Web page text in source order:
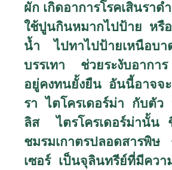
ผัก เกิดอาการโรคเสินราด
ใช้ปูนกินหมากไปป้าย หรื
น้ำ ไปทาไปป้ายเหนือบ
บรรเทา ช่วยระงับอากา
อยู่คงทนยั้งยืน อันนี้อาจจะ
รา ไตโครเดอร์ม่า กับตั
ลิส ไตรโครเดอร์ม่านั้น
ชมรมเกาตรปลอดสารพิ
เซอร์ เป็นจุลินทรีย์ที่มีควา